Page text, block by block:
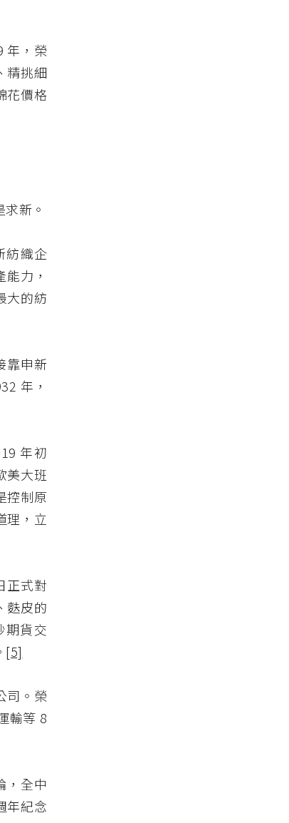
年，榮
精挑細
花價格
新。
紡織企
力，
大的紡
靠申新
年，
年初
美大班
控制原
理，立
正式對
麩皮的
期貨交
[5]
司。榮
輸等 8
，全中
年紀念